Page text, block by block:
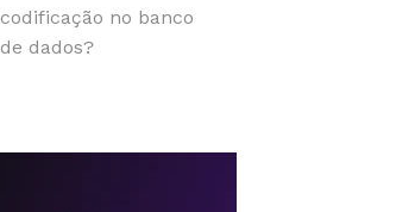
codificação no banco
de dados?